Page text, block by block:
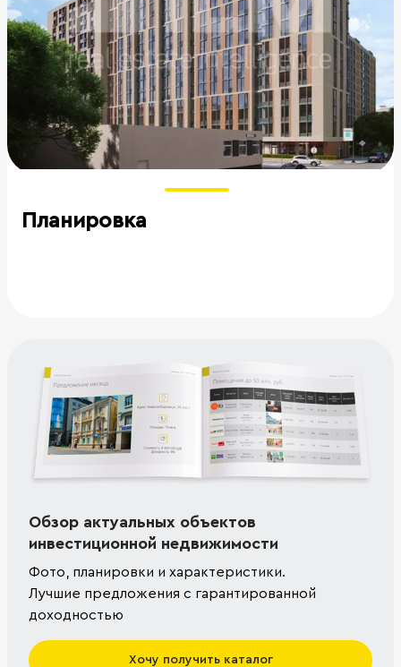
Планировка
Обзор актуальных объектов
инвестиционной недвижимости
Фото, планировки и характеристики.
Лучшие предложения с гарантированной
доходностью
Хочу получить каталог